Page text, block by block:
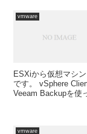
vmware
ESXiから仮想マシ
です。 vSphere
Veeam Backupを使
vmware